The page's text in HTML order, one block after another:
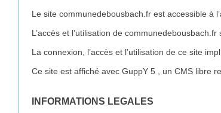
Le site communedebousbach.fr est accessible à
L’accès et l’utilisation de
La connexion, l’accès et l’utilisation de ce site
Ce site est affiché avec GuppY 5 , un CMS libre
INFORMATIONS LEGALES